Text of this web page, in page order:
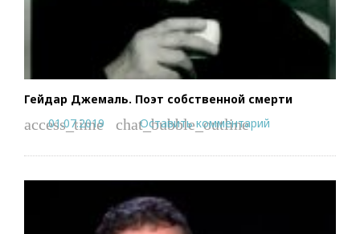
Гейдар Джемаль. Поэт собственной смерти
access_time
01.07.2019 chat_bubble_outline
Оставить комментарий